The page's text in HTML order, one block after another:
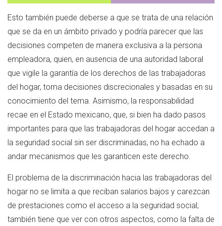
Esto también puede deberse a que se trata de una relación
que se da en un ámbito privado y podría parecer que las
decisiones competen de manera exclusiva a la persona
empleadora, quien, en ausencia de una autoridad laboral
que vigile la garantía de los derechos de las trabajadoras
del hogar, toma decisiones discrecionales y basadas en su
conocimiento del tema. Asimismo, la responsabilidad
recae en el Estado mexicano, que, si bien ha dado pasos
importantes para que las trabajadoras del hogar accedan a
la seguridad social sin ser discriminadas, no ha echado a
andar mecanismos que les garanticen este derecho.
El problema de la discriminación hacia las trabajadoras del
hogar no se limita a que reciban salarios bajos y carezcan
de prestaciones como el acceso a la seguridad social;
también tiene que ver con otros aspectos, como la falta de